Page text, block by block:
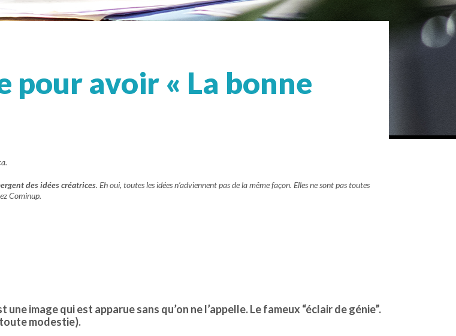
pour avoir « La bonne
des idées créatrices. Eh oui, toutes les idées n’adviennent pas de la même façon. Elles ne sont pas toutes
Cominup.
une image qui est apparue sans qu’on ne l’appelle. Le fameux “éclair de génie”.
modestie).